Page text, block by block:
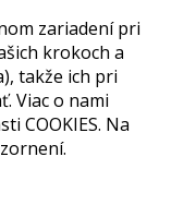
zariadení pri
krokoch a
takže ich pri
Viac o nami
COOKIES. Na